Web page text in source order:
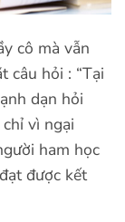
cô mà vẫn
câu hỏi : “Tại
dạn hỏi
vì ngại
ham học
được kết